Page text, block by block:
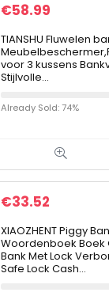
€58.99
TIANSHU Fluwelen
voor 3 kussens
Stijlvolle…
Already Sold: 74%
€33.52
XIAOZHENT Piggy
Woordenboek Boek
Bank Met Lock
Safe Lock Cash…